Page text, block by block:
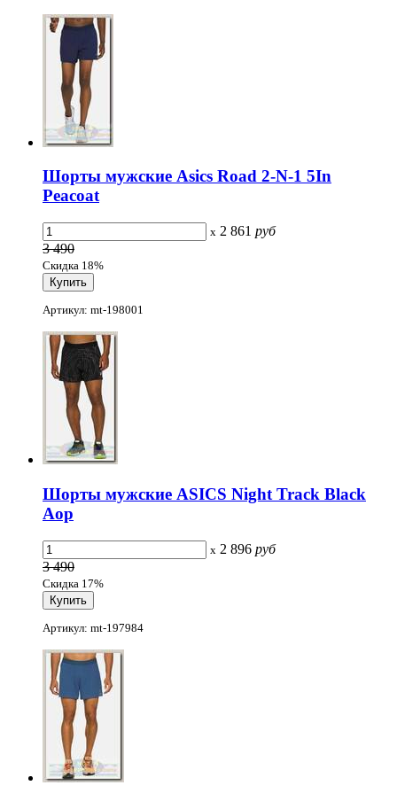
Шорты мужские Asics Road 2-N-1 5In
Peacoat
x 2 861 руб
3 490
Скидка 18%
Артикул: mt-198001
Шорты мужские ASICS Night Track Black
Aop
x 2 896 руб
3 490
Скидка 17%
Артикул: mt-197984